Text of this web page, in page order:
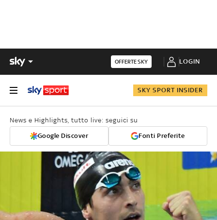
OFFERTE SKY LOGIN
SKY SPORT INSIDER
News e Highlights, tutto live: seguici su
Google Discover Fonti Preferite